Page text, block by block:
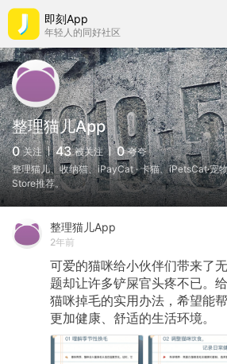
即刻App
年轻人的同好社区
整理猫儿App
0 关注 43 被关注 0 夸夸
整理猫儿、收纳猫、iPayCat · 卡猫、iPetsCat·宠
Store推荐。
整理猫儿App
2年前
可爱的猫咪给小伙伴们带来了
题却让许多铲屎官头疼不已。
猫咪掉毛的实用办法，希望能
更加健康、舒适的生活环境。